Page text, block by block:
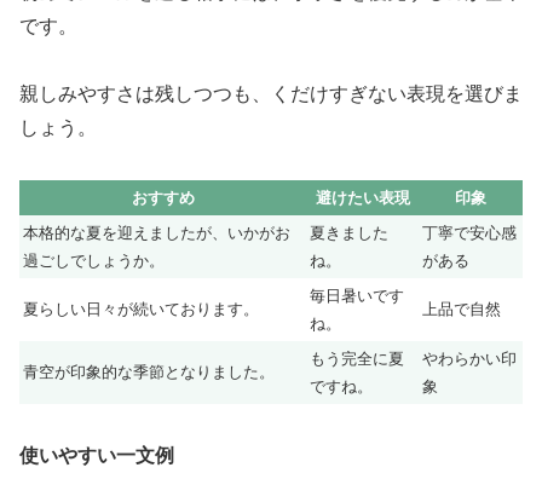
です。
親しみやすさは残しつつも、くだけすぎない表現を選びま
しょう。
おすすめ 避けたい表現
印象
本格的な夏を迎えましたが、いかがお
過ごしでしょうか。
夏きました
ね。
丁寧で安心感
がある
夏らしい日々が続いております。
毎日暑いです
ね。
上品で自然
青空が印象的な季節となりました。
もう完全に夏
ですね。
やわらかい印
象
使いやすい一文例